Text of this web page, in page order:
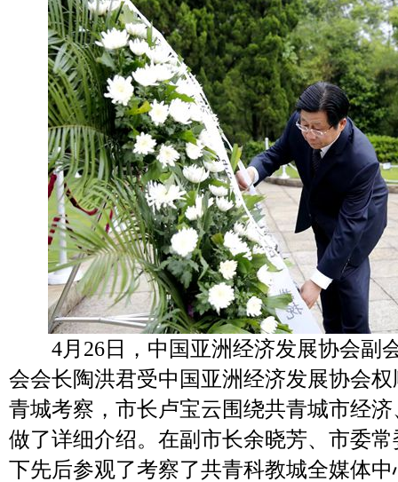
4月26日，中国亚洲经济发展协会副
会会长陶洪君受中国亚洲经济发展协会
青城考察，市长卢宝云围绕共青城市经
做了详细介绍。在副市长余晓芳、市委
下先后参观了考察了共青科教城全媒体